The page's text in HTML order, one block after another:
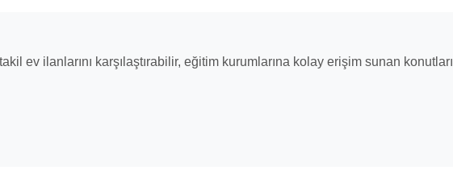
ev ilanlarını karşılaştırabilir, eğitim kurumlarına kolay erişim sunan konutları